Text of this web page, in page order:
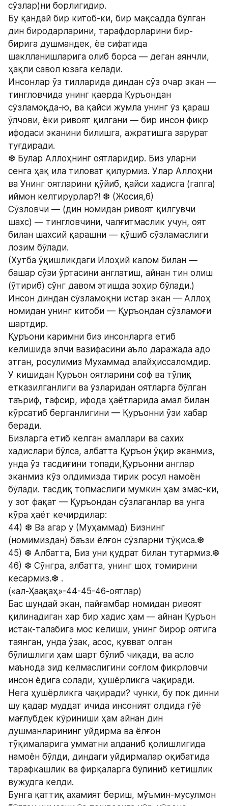
сўзлар)ни борлигидир.
Бу қандай бир китоб-ки, бир мақсадда бўлган
дин биродарларини, тарафдорларини бир-
бирига душмандек, ёв сифатида
шаклланишларига олиб борса — деган аянчли,
ҳақли савол юзага келади.
Инсонлар ўз тилларида диндан сўз очар экан —
тингловчида унинг қаерда Қуръондан
сўзламоқда-ю, ва қайси жумла унинг ўз қараш
ўлчови, ёки ривоят қилгани — бир инсон фикр
ифодаси эканини билишга, ажратишга зарурат
туғдиради.
❆ Булар Аллоҳнинг оятларидир. Биз уларни
сенга ҳақ ила тиловат қилурмиз. Улар Аллоҳни
ва Унинг оятларини қўйиб, қайси хадисга (гапга)
иймон келтирурлар?! ❆ (Жосия,6)
Сўзловчи — (дин номидан ривоят қилгувчи
шахс) — тингловчини, чалғитмаслик учун, оят
билан шахсий қарашни — қўшиб сўзламаслиги
лозим бўлади.
(Хутба ўқишликдаги Илоҳий калом билан —
башар сўзи ўртасини англатиш, айнан тин олиш
(ўтириб) сўнг давом этишда зоҳир бўлади.)
Инсон диндан сўзламоқни истар экан — Аллоҳ
номидан унинг китоби — Қуръондан сўзламоғи
шартдир.
Қуръони каримни биз инсонларга етиб
келишида элчи вазифасини аъло даражада адо
этган, росулимиз Мухаммад алайҳиссаломдир.
У кишидан Қуръон оятларини соф ва тўлиқ
етказилганлиги ва ўзларидан оятларга бўлган
таъриф, тафсир, ифода ҳаётларида амал билан
кўрсатиб берганлигини — Қуръонни ўзи хабар
беради.
Бизларга етиб келган амаллари ва сахих
хадислари бўлса, албатта Қуръон ўқир эканмиз,
унда ўз тасдиғини топади,Қуръонни англар
эканмиз кўз олдимизда тирик росул намоён
бўлади. тасдиқ топмаслиги мумкин ҳам эмас-ки,
у зот фақат — Қуръондан сўзлаганлар ва унга
кўра ҳаёт кечирдилар:
44) ❆ Ва агар у (Муҳаммад) Бизнинг
(номимиздан) баъзи ёлғон сўзларни тўқиса.❆
45) ❆ Албатта, Биз уни қудрат билан тутармиз.❆
46) ❆ Сўнгра, албатта, унинг шоҳ томирини
кесармиз.❆ .
(«ал-Ҳаақаҳ»-44-45-46-оятлар)
Бас шундай экан, пайғамбар номидан ривоят
қилинадиган хар бир хадис ҳам — айнан Қуръон
истак-талабига мос келиши, унинг бирор оятига
таянган, унда ўзак, асос, қувват олган
бўлишлиги ҳам шарт бўлиб чиқади, ва асло
маънода зид келмаслигини соғлом фикрловчи
инсон ёдига солади, ҳушёрликга чақиради.
Нега ҳушёрликга чақиради? чунки, бу пок динни
шу қадар муддат ичида инсоният олдида гўё
мағлубдек кўриниши ҳам айнан дин
душманларининг уйдирма ва ёлғон
тўқималарига умматни алданиб қолишлигида
намоён бўлди, диндаги уйдирмалар оқибатида
тарафкашлик ва фирқаларга бўлиниб кетишлик
вужудга келди.
Бунга қаттиқ ахамият бериш, мўъмин-мусулмон